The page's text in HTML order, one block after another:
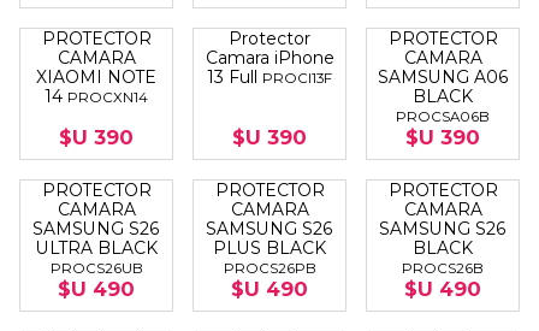
PROTECTOR
CAMARA
XIAOMI NOTE
14 PROCXN14
$U 390
Protector
Camara iPhone
13 Full
PROCI13F
$U 390
PROTECTOR
CAMARA
SAMSUNG A06
BLACK
PROCSA06B
$U 390
PROTECTOR
CAMARA
SAMSUNG S26
ULTRA BLACK
PROCS26UB
$U 490
PROTECTOR
CAMARA
SAMSUNG S26
PLUS BLACK
PROCS26PB
$U 490
PROTECTOR
CAMARA
SAMSUNG S26
BLACK
PROCS26B
$U 490